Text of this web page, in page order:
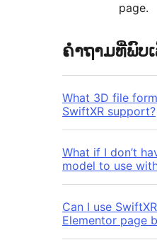
page.
ຄຳຖາມທີ່ພົບ
What 3D file
SwiftXR support?
What if I don’t
model to use
Can I use
Elementor page